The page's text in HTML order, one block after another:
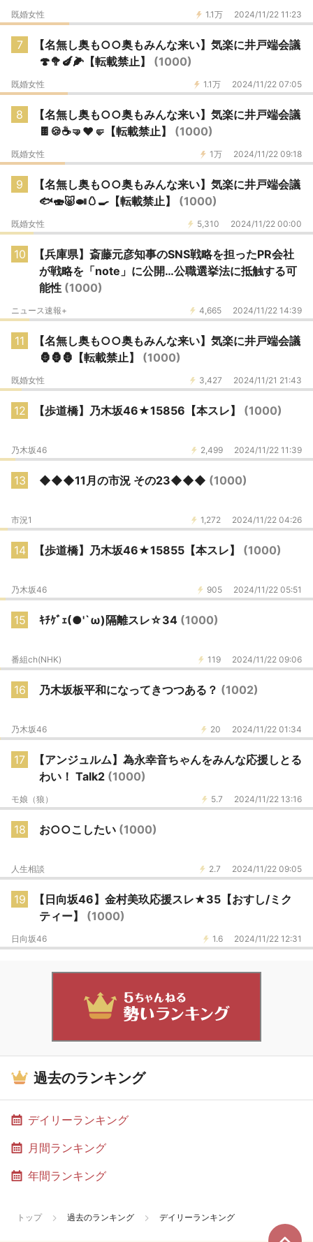
1.1万 2024/11/22 11:23
既婚女性
7
【名無し奥も○○奥もみんな来い】気楽に井戸端会議
🍄🥦🍆🌽【転載禁止】 (1000)
1.1万 2024/11/22 07:05
既婚女性
8
【名無し奥も○○奥もみんな来い】気楽に井戸端会議
🍫🍪☕🤜♥️🤛【転載禁止】 (1000)
1万 2024/11/22 09:18
既婚女性
9
【名無し奥も○○奥もみんな来い】気楽に井戸端会議
🐟️🍣🐷🍛🥚🍳【転載禁止】 (1000)
5,310 2024/11/22 00:00
既婚女性
10
【兵庫県】斎藤元彦知事のSNS戦略を担ったPR会社
が戦略を「note」に公開…公職選挙法に抵触する可
能性 (1000)
4,665 2024/11/22 14:39
ニュース速報+
11
【名無し奥も○○奥もみんな来い】気楽に井戸端会議
🦍🦍🦍【転載禁止】 (1000)
3,427 2024/11/21 21:43
既婚女性
12 【歩道橋】乃木坂46★15856【本スレ】 (1000)
2,499 2024/11/22 11:39
乃木坂46
13 ◆◆◆11月の市況 その23◆◆◆ (1000)
1,272 2024/11/22 04:26
市況1
14 【歩道橋】乃木坂46★15855【本スレ】 (1000)
905 2024/11/22 05:51
乃木坂46
15 ｷﾁｹﾞｪ(●'`ω)隔離スレ☆34 (1000)
119 2024/11/22 09:06
番組ch(NHK)
16 乃木坂板平和になってきつつある？ (1002)
20 2024/11/22 01:34
乃木坂46
17
【アンジュルム】為永幸音ちゃんをみんな応援しとる
わい！ Talk2 (1000)
5.7 2024/11/22 13:16
モ娘（狼）
18 お○○こしたい (1000)
2.7 2024/11/22 09:05
人生相談
19
【日向坂46】金村美玖応援スレ★35【おすし/ミク
ティー】 (1000)
1.6 2024/11/22 12:31
日向坂46
過去のランキング
デイリーランキング
月間ランキング
年間ランキング
トップ 過去のランキング デイリーランキング